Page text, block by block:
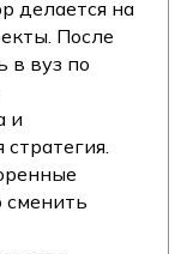
делается на
После
в вуз по
и
сменить